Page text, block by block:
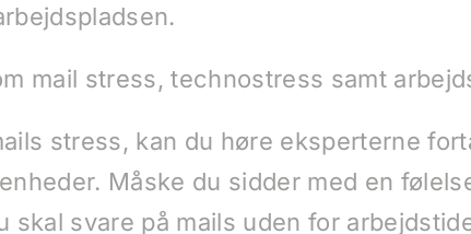
mail stress, technostress samt
stress, kan du høre eksperterne
Måske du sidder med en
svare på mails uden for